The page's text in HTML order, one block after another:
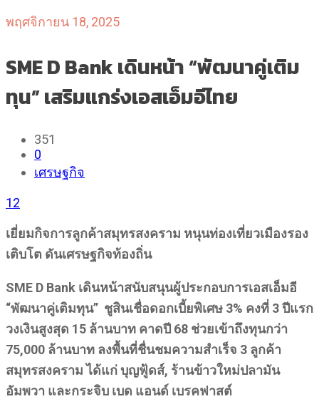
พฤศจิกายน 18, 2025
SME D Bank เดินหน้า “พัฒนาคู่เติม
ทุน” เสริมแกร่งเอสเอ็มอีไทย
351
0
เศรษฐกิจ
12
เยี่ยมกิจการลูกค้าสมุทรสงคราม หนุนท่องเที่ยวเมืองรอง
เติบโต ดันเศรษฐกิจท้องถิ่น
SME D Bank เดินหน้าสนับสนุนผู้ประกอบการเอสเอ็มอี
“พัฒนาคู่เติมทุน” ชูสินเชื่อดอกเบี้ยพิเศษ 3% คงที่ 3 ปีแรก
วงเงินสูงสุด 15 ล้านบาท คาดปี 68 ช่วยเข้าถึงทุนกว่า
75,000 ล้านบาท ลงพื้นที่ชื่นชมความสำเร็จ 3 ลูกค้า
สมุทรสงคราม ได้แก่ บุญฟู้ดส์, ร้านข้าวใหม่ปลามัน
อัมพวา และกระจิบ เบด แอนด์ เบรคฟาสต์